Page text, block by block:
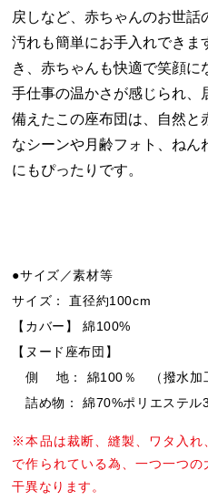
戻しなど、赤ちゃんのお世
汚れも簡単にお手入れできま
き、赤ちゃんも快適で笑顔に
手仕事の温かさが感じられ、
備えたこの座布団は、自然と
なシーンや月齢フォト、ねん
にもぴったりです。
●サイズ／素材等
サイズ： 直径約100cm
【カバー】 綿100%
【ヌード座布団】
側 地： 綿100％ （撥水加
詰め物： 綿70%ポリエステル
※本品は裁断、縫製、ワタ入れ
で作られている為、一つ一つ
干異なります。